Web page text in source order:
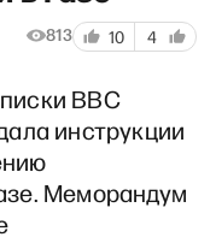
813 10 4
BBC
инструкции
Меморандум